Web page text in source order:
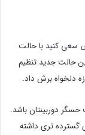
کنید با حالت
حالت جدید تنظیم
دلخواه برش داد.
دوربینتان باشد.
عکستان نمای گسترده تری داشته